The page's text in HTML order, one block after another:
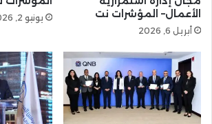
الأعمال– المؤشرات نت
أبريل 6, 2026
يونيو 2, 2026